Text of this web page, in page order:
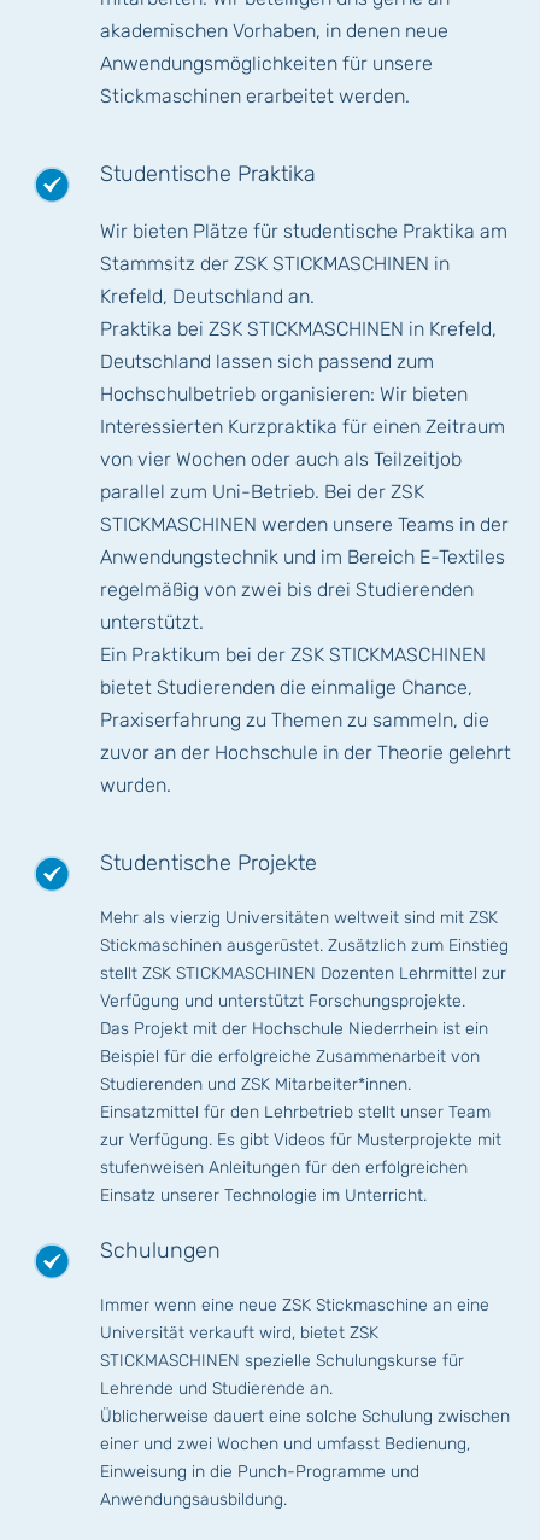
akademischen Vorhaben, in denen neue
Anwendungsmöglichkeiten für unsere
Stickmaschinen erarbeitet werden.
Studentische Praktika
Wir bieten Plätze für studentische Praktika am
Stammsitz der ZSK STICKMASCHINEN in
Krefeld, Deutschland an.
Praktika bei ZSK STICKMASCHINEN in Krefeld,
Deutschland lassen sich passend zum
Hochschulbetrieb organisieren: Wir bieten
Interessierten Kurzpraktika für einen Zeitraum
von vier Wochen oder auch als Teilzeitjob
parallel zum Uni-Betrieb. Bei der ZSK
STICKMASCHINEN werden unsere Teams in der
Anwendungstechnik und im Bereich E-Textiles
regelmäßig von zwei bis drei Studierenden
unterstützt.
Ein Praktikum bei der ZSK STICKMASCHINEN
bietet Studierenden die einmalige Chance,
Praxiserfahrung zu Themen zu sammeln, die
zuvor an der Hochschule in der Theorie gelehrt
wurden.
Studentische Projekte
Mehr als vierzig Universitäten weltweit sind mit ZSK
Stickmaschinen ausgerüstet. Zusätzlich zum Einstieg
stellt ZSK STICKMASCHINEN Dozenten Lehrmittel zur
Verfügung und unterstützt Forschungsprojekte.
Das Projekt mit der Hochschule Niederrhein ist ein
Beispiel für die erfolgreiche Zusammenarbeit von
Studierenden und ZSK Mitarbeiter*innen.
Einsatzmittel für den Lehrbetrieb stellt unser Team
zur Verfügung. Es gibt Videos für Musterprojekte mit
stufenweisen Anleitungen für den erfolgreichen
Einsatz unserer Technologie im Unterricht.
Schulungen
Immer wenn eine neue ZSK Stickmaschine an eine
Universität verkauft wird, bietet ZSK
STICKMASCHINEN spezielle Schulungskurse für
Lehrende und Studierende an.
Üblicherweise dauert eine solche Schulung zwischen
einer und zwei Wochen und umfasst Bedienung,
Einweisung in die Punch-Programme und
Anwendungsausbildung.